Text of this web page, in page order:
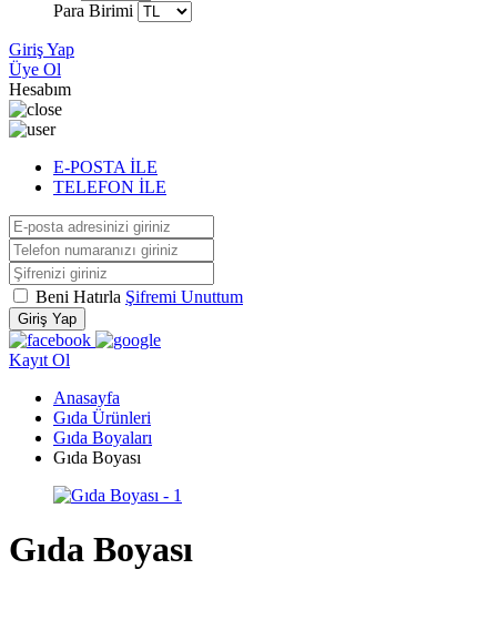
Para Birimi
Giriş Yap
Üye Ol
Hesabım
E-POSTA İLE
TELEFON İLE
Beni Hatırla Şifremi Unuttum
Giriş Yap
Kayıt Ol
Anasayfa
Gıda Ürünleri
Gıda Boyaları
Gıda Boyası
Gıda Boyası